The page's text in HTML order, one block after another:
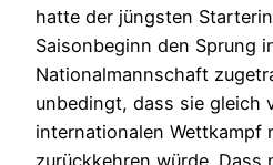
hatte der jüngsten
Saisonbeginn den Sprung
Nationalmannschaft
unbedingt, dass sie gleich
internationalen Wettkampf
zurückkehren würde. Dass